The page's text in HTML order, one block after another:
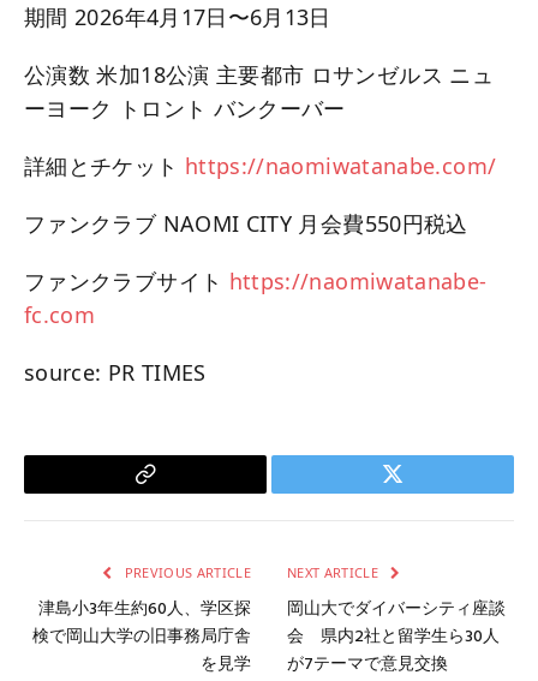
期間 2026年4月17日〜6月13日
公演数 米加18公演 主要都市 ロサンゼルス ニュ
ーヨーク トロント バンクーバー
詳細とチケット https://naomiwatanabe.com/
ファンクラブ NAOMI CITY 月会費550円税込
ファンクラブサイト https://naomiwatanabe-
fc.com
source: PR TIMES
Copy
Twitter
PREVIOUS ARTICLE
津島小3年生約60人、学区探
検で岡山大学の旧事務局庁舎
を見学
NEXT ARTICLE
岡山大でダイバーシティ座談
会 県内2社と留学生ら30人
が7テーマで意見交換